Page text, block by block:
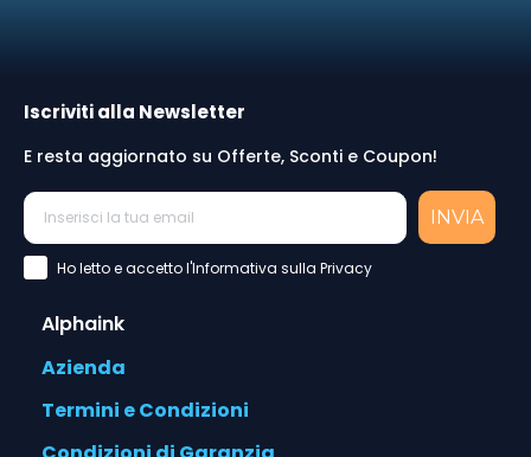
Iscriviti alla Newsletter
E resta aggiornato su Offerte, Sconti e Coupon!
INVIA
Accettazione Privacy Policy
Ho letto e accetto l'Informativa sulla Privacy
Alphaink
Azienda
Termini e Condizioni